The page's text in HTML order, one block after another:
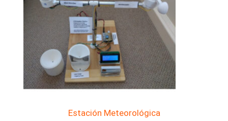
Estación Meteorológica